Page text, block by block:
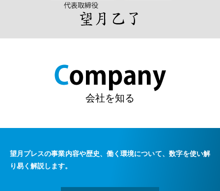
会社を知る
望月プレスの事業内容や歴史、働く環境について、数字を使い解
り易く解説します。